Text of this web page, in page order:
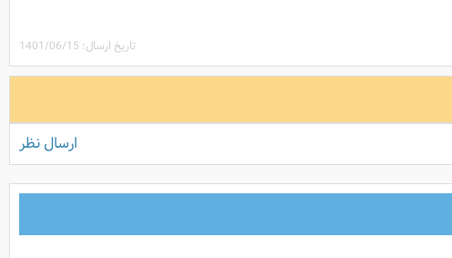
تاریخ ارسال: 1401/06/15
ارسال نظر